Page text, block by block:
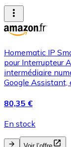
Homematic IP
pour Interrupteur
intermédiaire
Google Assistant,
80,35 €
En stock